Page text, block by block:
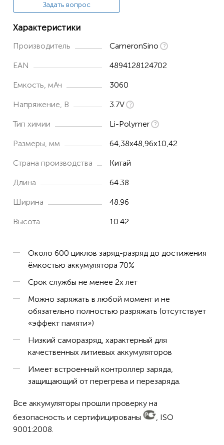
Задать вопрос
Характеристики
Производитель CameronSino
EAN 4894128124702
Емкость, мАч 3060
Напряжение, В 3.7V
Тип химии Li-Polymer
Размеры, мм 64,38x48,96x10,42
Страна производства Китай
Длина 64.38
Ширина 48.96
Высота 10.42
Около 600 циклов заряд-разряд до достижения
ёмкостью аккумулятора 70%
Срок службы не менее 2х лет
Можно заряжать в любой момент и не
обязательно полностью разряжать (отсутствует
«эффект памяти»)
Низкий саморазряд, характерный для
качественных литиевых аккумуляторов
Имеет встроенный контроллер заряда,
защищающий от перегрева и перезаряда.
Все аккумуляторы прошли проверку на
безопасность и сертифицированы
, ISO
9001:2008.